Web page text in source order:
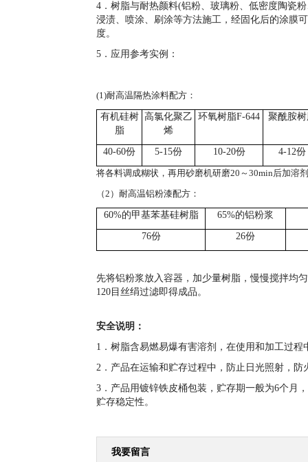
4．树脂与耐热颜料(铝粉、玻璃粉、低密度陶瓷
浸渍、喷涂、刷涂等方法施工，经固化后的涂膜
度。
5．应用参考实例：
(1)耐高温隔热涂料配方：
有机硅树
脂
高氯化聚乙
烯
环氧树脂F-644 聚酰胺树
40-60份 5-15份 10-20份 4-12份
将各料调成糊状，再用砂磨机研磨20～30min后加溶
（2）耐高温铝粉漆配方：
60%的甲基苯基硅树脂 65%的铝粉浆
76份 26份
先将铝粉浆放入容器，加少量树脂，慢慢搅拌均
120 目丝绢过滤即得成品。
安全说明：
1．树脂含易燃易爆有害溶剂，在使用和加工过
2．产品在运输和贮存过程中，防止日光照射，防
3．产品用镀锌铁皮桶包装，贮存期一般为6个月
贮存稳定性。
我要留言